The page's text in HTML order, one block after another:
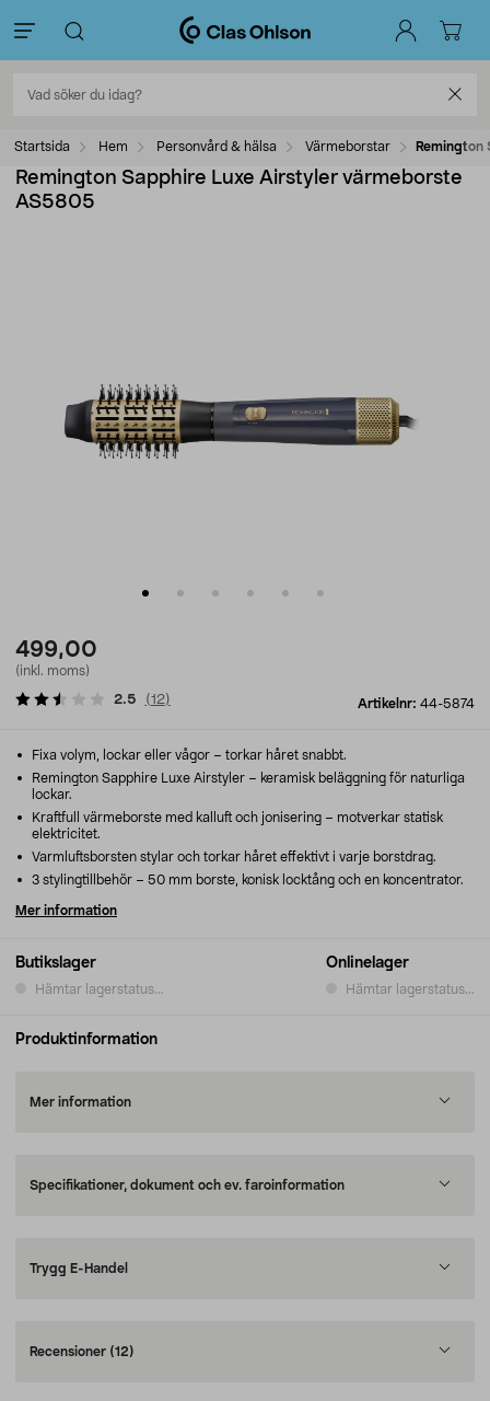
Startsida Hem Personvård & hälsa Värmeborstar
Remington Sapphire Luxe Airstyler värmeborste
AS5805
499,00
(inkl. moms)
Artikelnr: 44-5874
2.5 (12)
Butikslager
Hämtar lagerstatus...
Onlinelager
Hämtar lagerstatus...
Fixa volym, lockar eller vågor – torkar håret snabbt.
Remington Sapphire Luxe Airstyler – keramisk beläggning för naturliga
lockar.
Kraftfull värmeborste med kalluft och jonisering – motverkar statisk
elektricitet.
Varmluftsborsten stylar och torkar håret effektivt i varje borstdrag.
3 stylingtillbehör – 50 mm borste, konisk locktång och en koncentrator.
Mer information
Produktinformation
Mer information
Specifikationer, dokument och ev. faroinformation
Trygg E-Handel
Recensioner (12)